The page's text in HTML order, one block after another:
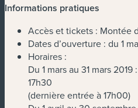
Informations pratiques
Accès et tickets : Montée
Dates d’ouverture : du 1
Horaires :
Du 1 mars au 31 mars
17h30
(dernière entrée à 17h00)